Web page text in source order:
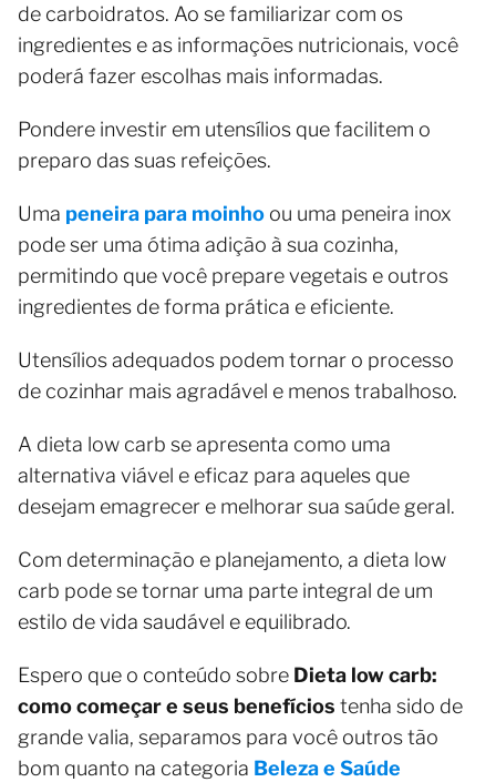
de carboidratos. Ao se familiarizar com os
ingredientes e as informações nutricionais, você
poderá fazer escolhas mais informadas.
Pondere investir em utensílios que facilitem o
preparo das suas refeições.
Uma peneira para moinho ou uma peneira inox
pode ser uma ótima adição à sua cozinha,
permitindo que você prepare vegetais e outros
ingredientes de forma prática e eficiente.
Utensílios adequados podem tornar o processo
de cozinhar mais agradável e menos trabalhoso.
A dieta low carb se apresenta como uma
alternativa viável e eficaz para aqueles que
desejam emagrecer e melhorar sua saúde geral.
Com determinação e planejamento, a dieta low
carb pode se tornar uma parte integral de um
estilo de vida saudável e equilibrado.
Espero que o conteúdo sobre Dieta low carb:
como começar e seus benefícios tenha sido de
grande valia, separamos para você outros tão
bom quanto na categoria Beleza e Saúde